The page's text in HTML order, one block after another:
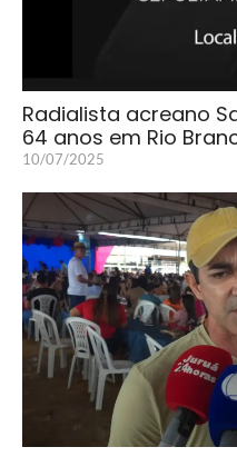
Radialista acreano
64 anos em Rio
10/07/2025